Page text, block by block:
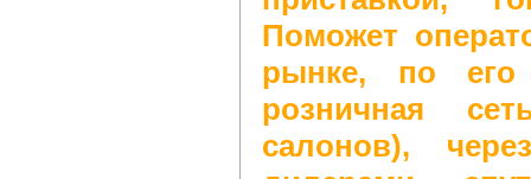
Поможет
рынке, по
розничная
салонов),